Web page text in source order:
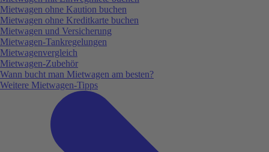
Mietwagen ohne Kaution buchen
Mietwagen ohne Kreditkarte buchen
Mietwagen und Versicherung
Mietwagen-Tankregelungen
Mietwagenvergleich
Mietwagen-Zubehör
Wann bucht man Mietwagen am besten?
Weitere Mietwagen-Tipps